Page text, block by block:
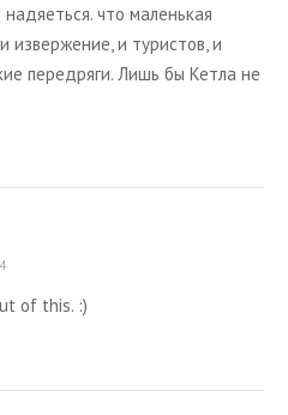
что маленькая
и туристов, и
передряги. Лишь бы Кетла не
of this. :)